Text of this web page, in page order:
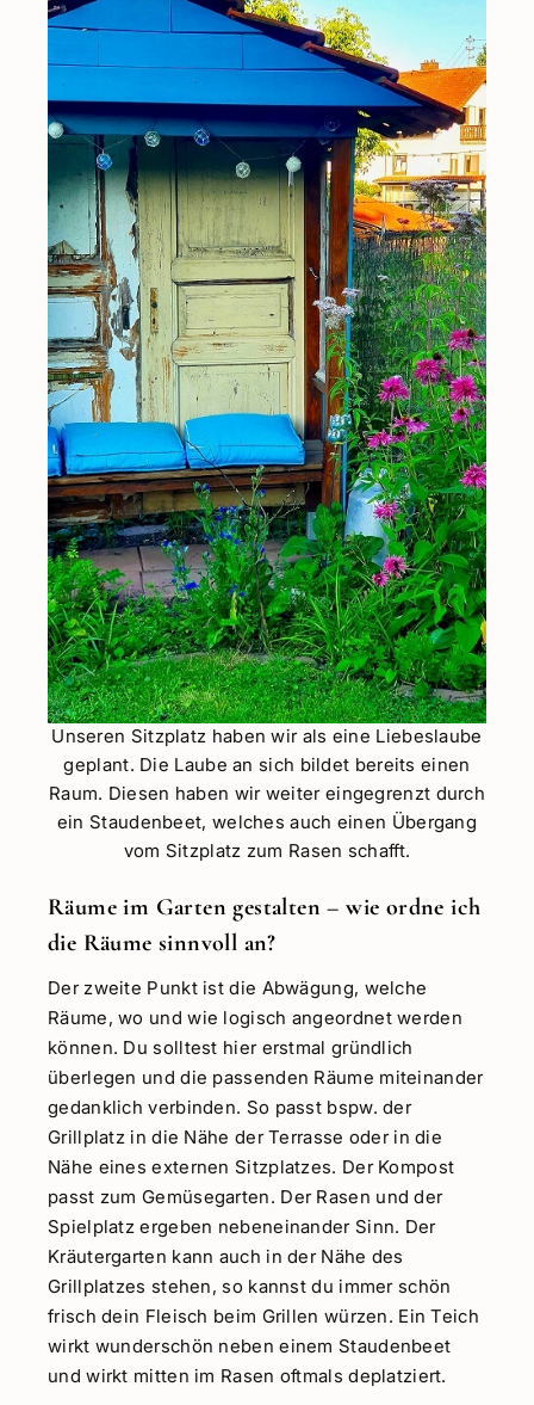
Unseren Sitzplatz haben wir als eine Liebeslaube
geplant. Die Laube an sich bildet bereits einen
Raum. Diesen haben wir weiter eingegrenzt durch
ein Staudenbeet, welches auch einen Übergang
vom Sitzplatz zum Rasen schafft.
Räume im Garten gestalten – wie ordne ich
die Räume sinnvoll an?
Der zweite Punkt ist die Abwägung, welche
Räume, wo und wie logisch angeordnet werden
können. Du solltest hier erstmal gründlich
überlegen und die passenden Räume miteinander
gedanklich verbinden. So passt bspw. der
Grillplatz in die Nähe der Terrasse oder in die
Nähe eines externen Sitzplatzes. Der Kompost
passt zum Gemüsegarten. Der Rasen und der
Spielplatz ergeben nebeneinander Sinn. Der
Kräutergarten kann auch in der Nähe des
Grillplatzes stehen, so kannst du immer schön
frisch dein Fleisch beim Grillen würzen. Ein Teich
wirkt wunderschön neben einem Staudenbeet
und wirkt mitten im Rasen oftmals deplatziert.